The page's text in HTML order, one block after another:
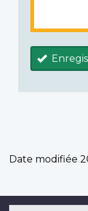
Date modifiée